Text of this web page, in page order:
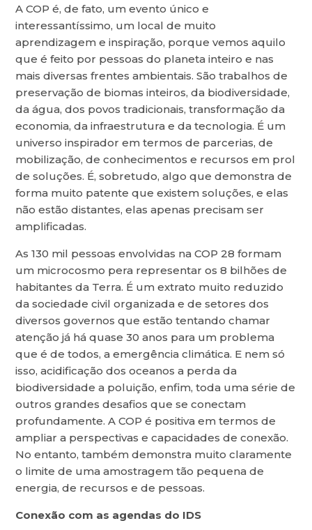
A COP é, de fato, um evento único e
interessantíssimo, um local de muito
aprendizagem e inspiração, porque vemos aquilo
que é feito por pessoas do planeta inteiro e nas
mais diversas frentes ambientais. São trabalhos de
preservação de biomas inteiros, da biodiversidade,
da água, dos povos tradicionais, transformação da
economia, da infraestrutura e da tecnologia. É um
universo inspirador em termos de parcerias, de
mobilização, de conhecimentos e recursos em prol
de soluções. É, sobretudo, algo que demonstra de
forma muito patente que existem soluções, e elas
não estão distantes, elas apenas precisam ser
amplificadas.
As 130 mil pessoas envolvidas na COP 28 formam
um microcosmo pera representar os 8 bilhões de
habitantes da Terra. É um extrato muito reduzido
da sociedade civil organizada e de setores dos
diversos governos que estão tentando chamar
atenção já há quase 30 anos para um problema
que é de todos, a emergência climática. E nem só
isso, acidificação dos oceanos a perda da
biodiversidade a poluição, enfim, toda uma série de
outros grandes desafios que se conectam
profundamente. A COP é positiva em termos de
ampliar a perspectivas e capacidades de conexão.
No entanto, também demonstra muito claramente
o limite de uma amostragem tão pequena de
energia, de recursos e de pessoas.
Conexão com as agendas do IDS